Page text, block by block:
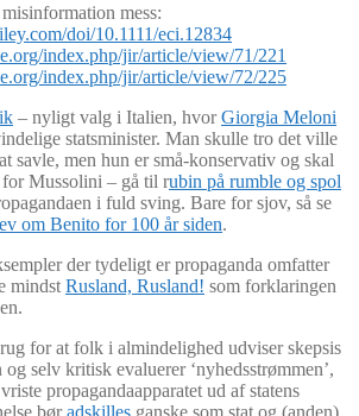
mess:
doi/10.1111/eci.12834
index.php/jir/article/view/71/221
index.php/jir/article/view/72/225
– nyligt valg i Italien, hvorGiorgia Meloni
statsminister. Man skulle tro det ville
savle, men hun er små-konservativ og skal
Mussolini – gå til rubin på rumble og spol
i fuld sving. Bare for sjov, så se
om Benito for 100 år siden.
der tydeligt er propaganda omfatter
mindst Rusland, Rusland! som forklaringen
for at folk i almindelighed udviser skepsis
selv kritisk evaluerer ‘nyhedsstrømmen’,
propagandaapparatet ud af statens
børadskilles ganske som stat og (anden)